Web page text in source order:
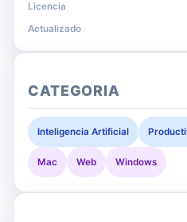
Licencia
Actualizado
CATEGORIA
Inteligencia Artificial
Mac Web Windows